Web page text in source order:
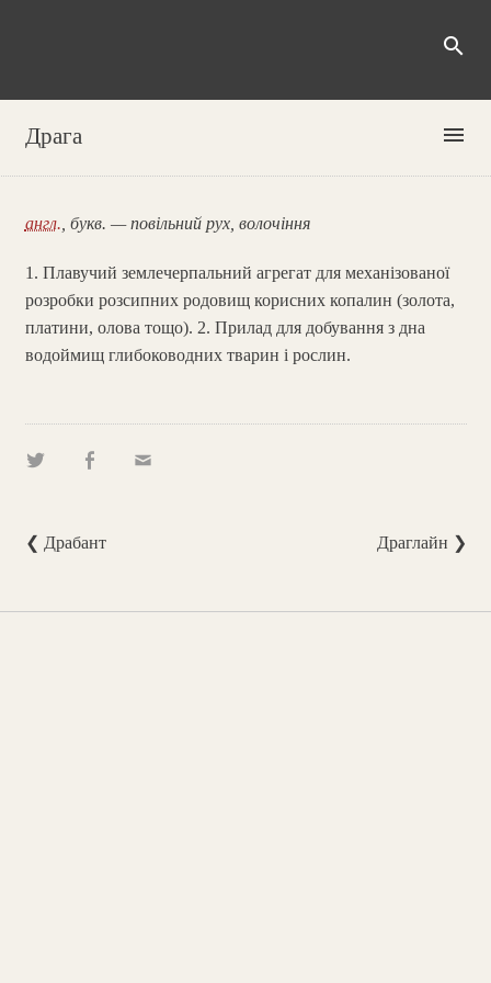
search
Драга menu
англ. , букв. — повільний рух, волочіння
1. Плавучий землечерпальний агрегат для механізованої
розробки розсипних родовищ корисних копалин (золота,
платини, олова тощо). 2. Прилад для добування з дна
водоймищ глибоководних тварин і рослин.
❮ Драбант Драглайн ❯